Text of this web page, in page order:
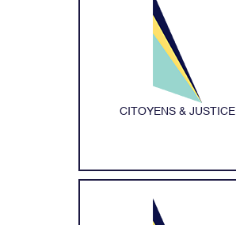
CITOYENS & JUSTICE